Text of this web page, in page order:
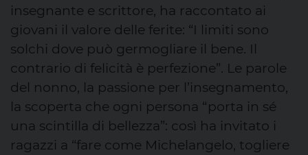
insegnante e scrittore, ha raccontato ai
giovani il valore delle ferite: “I limiti sono
solchi dove può germogliare il bene. Il
contrario di felicità è perfezione”. Le parole
del nonno, la passione per l’insegnamento,
la scoperta che ogni persona “porta in sé
una scintilla di bellezza”: così ha invitato i
ragazzi a “fare come Michelangelo, togliere